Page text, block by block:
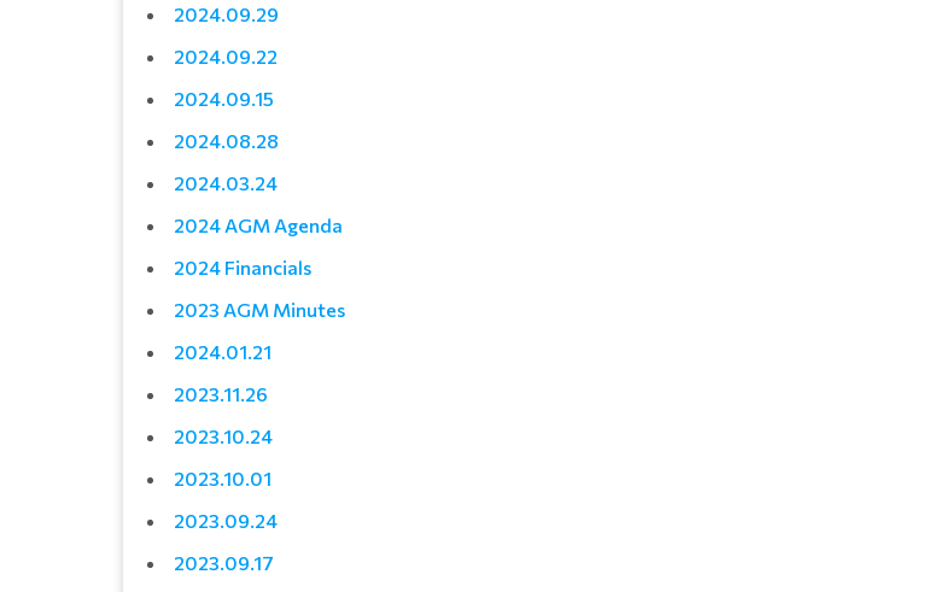
2024.09.29
2024.09.22
2024.09.15
2024.08.28
2024.03.24
2024 AGM Agenda
2024 Financials
2023 AGM Minutes
2024.01.21
2023.11.26
2023.10.24
2023.10.01
2023.09.24
2023.09.17